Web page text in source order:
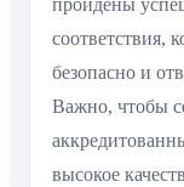
пройдены
соответствия,
безопасно и
Важно, чтобы
высокое